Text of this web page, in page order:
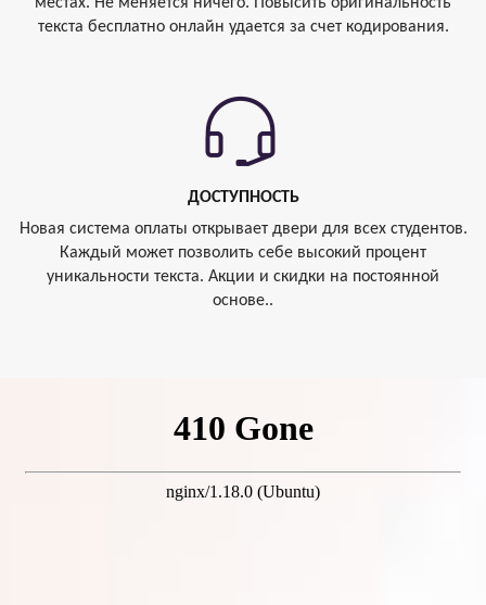
текста бесплатно онлайн удается за счет кодирования.
ДОСТУПНОСТЬ
Новая система оплаты открывает двери для всех студентов.
Каждый может позволить себе высокий процент
уникальности текста. Акции и скидки на постоянной
основе..